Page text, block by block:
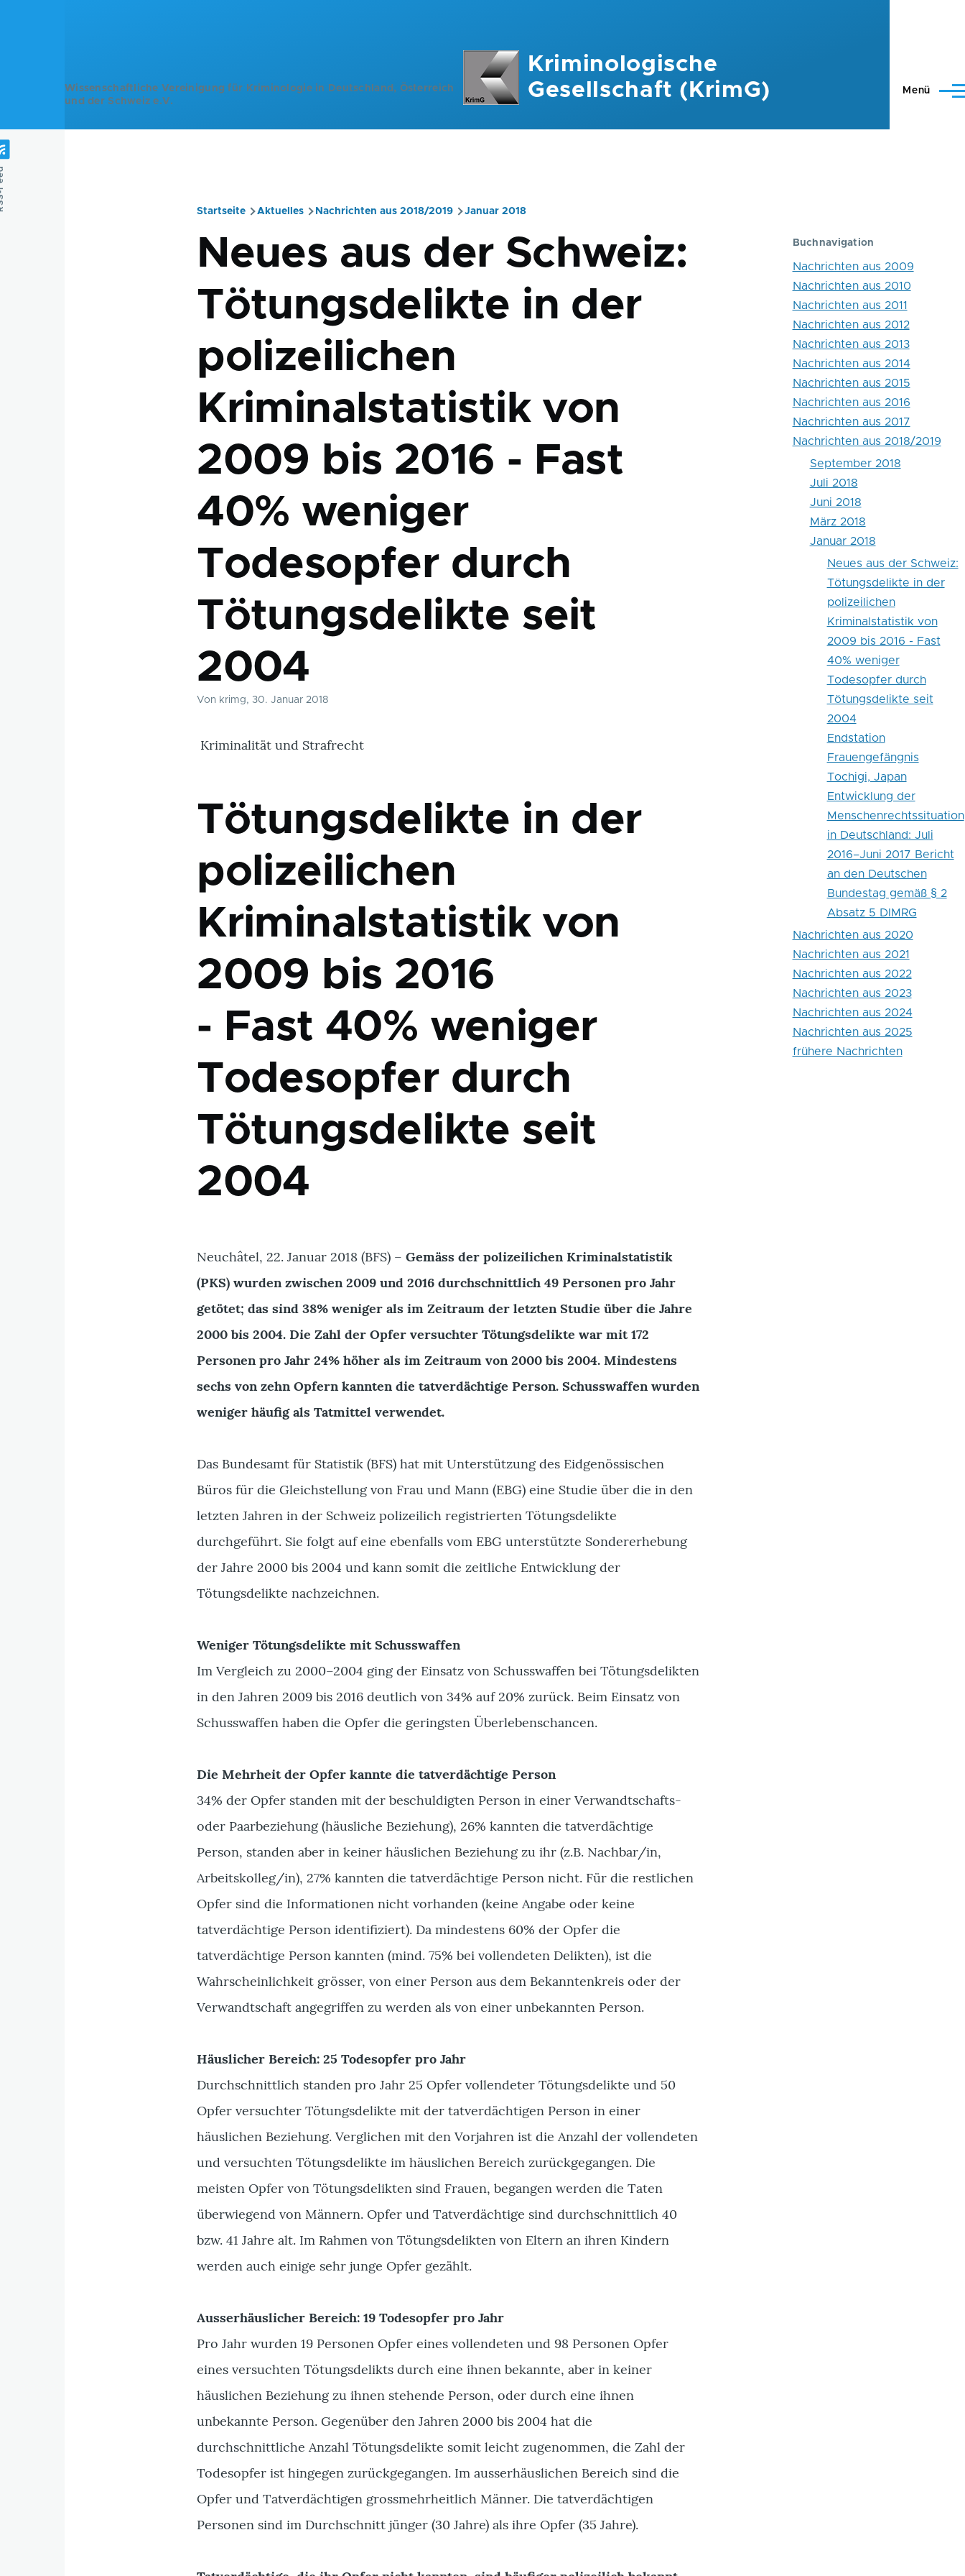
Wissenschaftliche Vereinigung für Kriminologie in Deutschland, Österreich
und der Schweiz e.V.
Kriminologische
Gesellschaft (KrimG)
Menü
Startseite Aktuelles Nachrichten aus 2018/2019 Januar 2018
Neues aus der Schweiz:
Tötungsdelikte in der
polizeilichen
Kriminalstatistik von
2009 bis 2016 - Fast
40% weniger
Todesopfer durch
Tötungsdelikte seit
2004
Von krimg, 30. Januar 2018
Kriminalität und Strafrecht
Tötungsdelikte in der
polizeilichen
Kriminalstatistik von
2009 bis 2016
- Fast 40% weniger
Todesopfer durch
Tötungsdelikte seit
2004
Neuchâtel, 22. Januar 2018 (BFS) –Gemäss der polizeilichen Kriminalstatistik
(PKS) wurden zwischen 2009 und 2016 durchschnittlich 49 Personen pro Jahr
getötet; das sind 38% weniger als im Zeitraum der letzten Studie über die Jahre
2000 bis 2004. Die Zahl der Opfer versuchter Tötungsdelikte war mit 172
Personen pro Jahr 24% höher als im Zeitraum von 2000 bis 2004. Mindestens
sechs von zehn Opfern kannten die tatverdächtige Person. Schusswaffen wurden
weniger häufig als Tatmittel verwendet.
Das Bundesamt für Statistik (BFS) hat mit Unterstützung des Eidgenössischen
Büros für die Gleichstellung von Frau und Mann (EBG) eine Studie über die in den
letzten Jahren in der Schweiz polizeilich registrierten Tötungsdelikte
durchgeführt. Sie folgt auf eine ebenfalls vom EBG unterstützte Sondererhebung
der Jahre 2000 bis 2004 und kann somit die zeitliche Entwicklung der
Tötungsdelikte nachzeichnen.
Weniger Tötungsdelikte mit Schusswaffen
Im Vergleich zu 2000–2004 ging der Einsatz von Schusswaffen bei Tötungsdelikten
in den Jahren 2009 bis 2016 deutlich von 34% auf 20% zurück. Beim Einsatz von
Schusswaffen haben die Opfer die geringsten Überlebenschancen.
Die Mehrheit der Opfer kannte die tatverdächtige Person
34% der Opfer standen mit der beschuldigten Person in einer Verwandtschafts-
oder Paarbeziehung (häusliche Beziehung), 26% kannten die tatverdächtige
Person, standen aber in keiner häuslichen Beziehung zu ihr (z.B. Nachbar/in,
Arbeitskolleg/in), 27% kannten die tatverdächtige Person nicht. Für die restlichen
Opfer sind die Informationen nicht vorhanden (keine Angabe oder keine
tatverdächtige Person identifiziert). Da mindestens 60% der Opfer die
tatverdächtige Person kannten (mind. 75% bei vollendeten Delikten), ist die
Wahrscheinlichkeit grösser, von einer Person aus dem Bekanntenkreis oder der
Verwandtschaft angegriffen zu werden als von einer unbekannten Person.
Häuslicher Bereich: 25 Todesopfer pro Jahr
Durchschnittlich standen pro Jahr 25 Opfer vollendeter Tötungsdelikte und 50
Opfer versuchter Tötungsdelikte mit der tatverdächtigen Person in einer
häuslichen Beziehung. Verglichen mit den Vorjahren ist die Anzahl der vollendeten
und versuchten Tötungsdelikte im häuslichen Bereich zurückgegangen. Die
meisten Opfer von Tötungsdelikten sind Frauen, begangen werden die Taten
überwiegend von Männern. Opfer und Tatverdächtige sind durchschnittlich 40
bzw. 41 Jahre alt. Im Rahmen von Tötungsdelikten von Eltern an ihren Kindern
werden auch einige sehr junge Opfer gezählt.
Ausserhäuslicher Bereich: 19 Todesopfer pro Jahr
Pro Jahr wurden 19 Personen Opfer eines vollendeten und 98 Personen Opfer
eines versuchten Tötungsdelikts durch eine ihnen bekannte, aber in keiner
häuslichen Beziehung zu ihnen stehende Person, oder durch eine ihnen
unbekannte Person. Gegenüber den Jahren 2000 bis 2004 hat die
durchschnittliche Anzahl Tötungsdelikte somit leicht zugenommen, die Zahl der
Todesopfer ist hingegen zurückgegangen. Im ausserhäuslichen Bereich sind die
Opfer und Tatverdächtigen grossmehrheitlich Männer. Die tatverdächtigen
Personen sind im Durchschnitt jünger (30 Jahre) als ihre Opfer (35 Jahre).
Buchnavigation
Nachrichten aus 2009
Nachrichten aus 2010
Nachrichten aus 2011
Nachrichten aus 2012
Nachrichten aus 2013
Nachrichten aus 2014
Nachrichten aus 2015
Nachrichten aus 2016
Nachrichten aus 2017
Nachrichten aus 2018/2019
September 2018
Juli 2018
Juni 2018
März 2018
Januar 2018
Neues aus der Schweiz:
Tötungsdelikte in der
polizeilichen
Kriminalstatistik von
2009 bis 2016 - Fast
40% weniger
Todesopfer durch
Tötungsdelikte seit
2004
Endstation
Frauengefängnis
Tochigi, Japan
Entwicklung der
Menschenrechtssituation
in Deutschland: Juli
2016–Juni 2017 Bericht
an den Deutschen
Bundestag gemäß § 2
Absatz 5 DIMRG
Nachrichten aus 2020
Nachrichten aus 2021
Nachrichten aus 2022
Nachrichten aus 2023
Nachrichten aus 2024
Nachrichten aus 2025
frühere Nachrichten